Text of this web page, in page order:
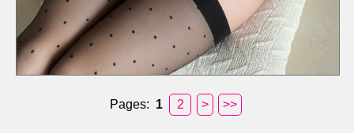
Pages: 1 2 > >>